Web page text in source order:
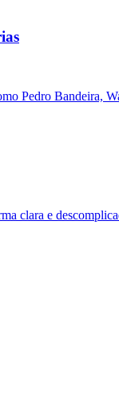
Pedro Bandeira,
clara e